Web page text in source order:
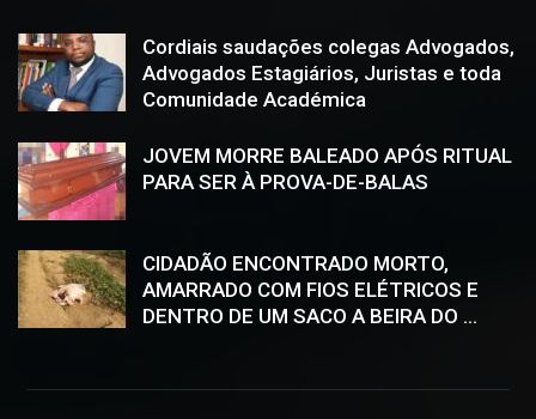
Cordiais saudações colegas Advogados,
Advogados Estagiários, Juristas e toda
Comunidade Académica
JOVEM MORRE BALEADO APÓS RITUAL
PARA SER À PROVA-DE-BALAS
CIDADÃO ENCONTRADO MORTO,
AMARRADO COM FIOS ELÉTRICOS E
DENTRO DE UM SACO A BEIRA DO ...